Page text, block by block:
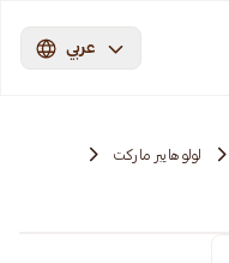
عربي
لولو هايبر ماركت